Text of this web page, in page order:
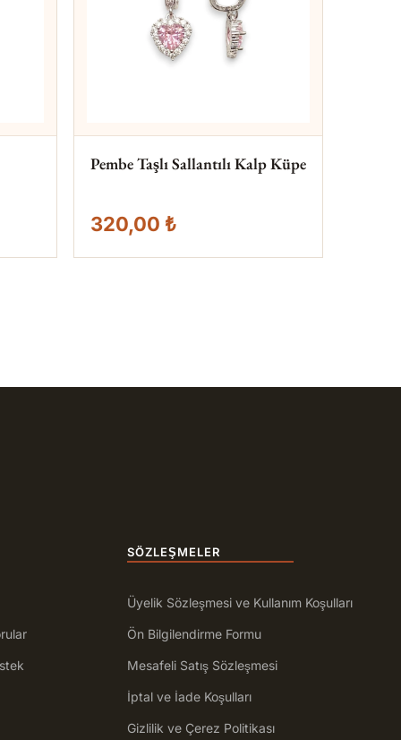
Pembe Taşlı Sallantılı Kalp Küpe
320,00 ₺
SÖZLEŞMELER
Üyelik Sözleşmesi ve Kullanım Koşulları
Ön Bilgilendirme Formu
Mesafeli Satış Sözleşmesi
İptal ve İade Koşulları
Gizlilik ve Çerez Politikası